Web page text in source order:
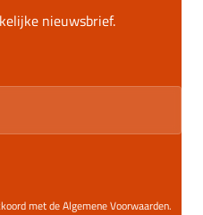
nieuwsbrief.
met de Algemene Voorwaarden.